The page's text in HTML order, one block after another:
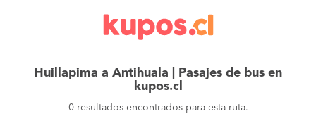
Huillapima a Antihuala | Pasajes de bus en
kupos.cl
0 resultados encontrados para esta ruta.